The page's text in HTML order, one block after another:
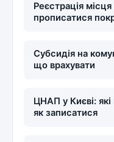
Реєстрація
прописатися
Субсидія на
що врахувати
ЦНАП у Києві:
як записатися